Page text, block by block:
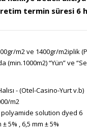
termin süresi 6
m2 ve 1400gr/m2iplik
(min.1000m2) “Yün” ve
- (Otel-Casino-Yurt v.b)
m2
polyamide solution dyed 6
5% , 6,5 mm ± 5%